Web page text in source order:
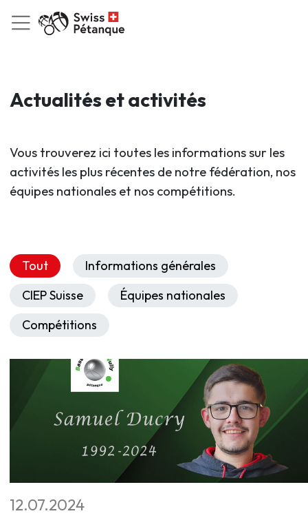
Actualités et activités
Vous trouverez ici toutes les informations sur les
activités les plus récentes de notre fédération, nos
équipes nationales et nos compétitions.
Tout
Informations générales
CIEP Suisse
Équipes nationales
Compétitions
12.07.2024